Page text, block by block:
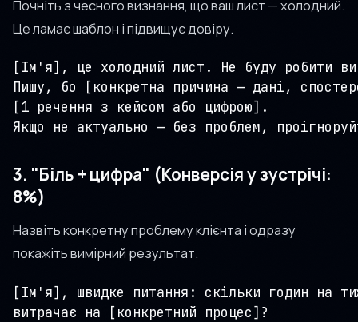
Почніть з чесного визнання, що ваш лист — холодний.
Це ламає шаблон і підвищує довіру.
[Ім'я], це холодний лист. Не буду робити
Пишу, бо [конкретна причина — дані,
[1 речення з кейсом або цифрою].
Якщо не актуально — без проблем,
3. "Біль + цифра" (Конверсія у зустрічі:
8%)
Назвіть конкретну проблему клієнта і одразу
покажіть вимірний результат.
[Ім'я], швидке питання: скільки годин на
витрачає на [конкретний процес]?